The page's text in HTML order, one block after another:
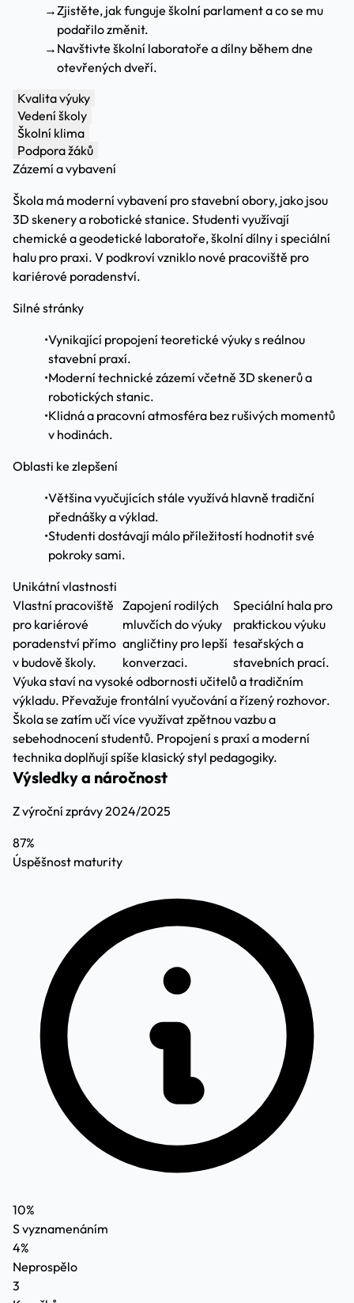
→Zjistěte, jak funguje školní parlament a co se mu
podařilo změnit.
→ Navštivte školní laboratoře a dílny během dne
otevřených dveří.
Kvalita výuky
Vedení školy
Školní klima
Podpora žáků
Zázemí a vybavení
Škola má moderní vybavení pro stavební obory, jako jsou
3D skenery a robotické stanice. Studenti využívají
chemické a geodetické laboratoře, školní dílny i speciální
halu pro praxi. V podkroví vzniklo nové pracoviště pro
kariérové poradenství.
Silné stránky
•Vynikající propojení teoretické výuky s reálnou
stavební praxí.
•Moderní technické zázemí včetně 3D skenerů a
robotických stanic.
•Klidná a pracovní atmosféra bez rušivých momentů
v hodinách.
Oblasti ke zlepšení
•Většina vyučujících stále využívá hlavně tradiční
přednášky a výklad.
•Studenti dostávají málo příležitostí hodnotit své
pokroky sami.
Unikátní vlastnosti
Vlastní pracoviště
pro kariérové
poradenství přímo
v budově školy.
Zapojení rodilých
mluvčích do výuky
angličtiny pro lepší
konverzaci.
Speciální hala pro
praktickou výuku
tesařských a
stavebních prací.
Výuka staví na vysoké odbornosti učitelů a tradičním
výkladu. Převažuje frontální vyučování a řízený rozhovor.
Škola se zatím učí více využívat zpětnou vazbu a
sebehodnocení studentů. Propojení s praxí a moderní
technika doplňují spíše klasický styl pedagogiky.
Výsledky a náročnost
Z výroční zprávy 2024/2025
87%
Úspěšnost maturity
10%
S vyznamenáním
4%
Neprospělo
3